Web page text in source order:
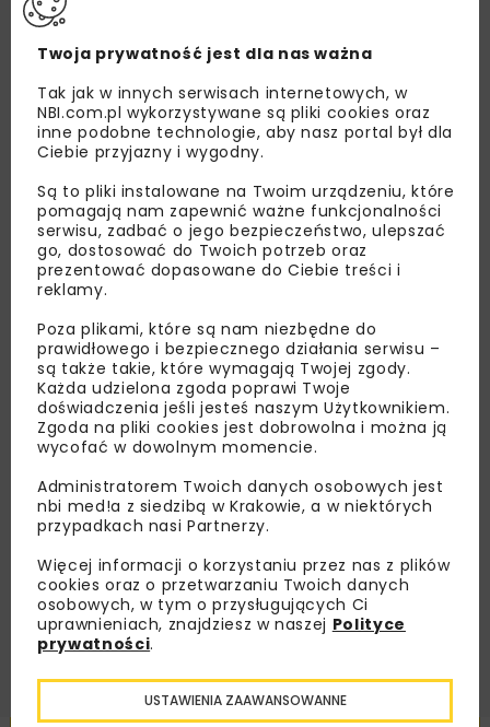
Lubisz wiedzieć więcej?
Zapisz się do newslettera aby otrzymywać od
nas najlepsze informacje branżowe,
zaproszenia na wydarzenia, atrakcyjne oferty i
dedykowane akcje specjalne.
Zapoznałam/em się zPolityką Prywatnościi
Regulaminemoraz wyrażam zgodę na otrzymywanie na
handlowej w postaci newslettera.
ZAPISZ MNIE
Twoja prywatność jest dla nas ważna
Tak jak w innych serwisach internetowych, w
NBI.com.pl wykorzystywane są pliki cookies oraz
inne podobne technologie, aby nasz portal był dla
Ciebie przyjazny i wygodny.
Są to pliki instalowane na Twoim urządzeniu, które
pomagają nam zapewnić ważne funkcjonalności
serwisu, zadbać o jego bezpieczeństwo, ulepszać
go, dostosować do Twoich potrzeb oraz
prezentować dopasowane do Ciebie treści i
reklamy.
Poza plikami, które są nam niezbędne do
prawidłowego i bezpiecznego działania serwisu –
są także takie, które wymagają Twojej zgody.
Każda udzielona zgoda poprawi Twoje
doświadczenia jeśli jesteś naszym Użytkownikiem.
Zgoda na pliki cookies jest dobrowolna i można ją
wycofać w dowolnym momencie.
Administratorem Twoich danych osobowych jest
nbi med!a z siedzibą w Krakowie, a w niektórych
przypadkach nasi Partnerzy.
Więcej informacji o korzystaniu przez nas z plików
cookies oraz o przetwarzaniu Twoich danych
osobowych, w tym o przysługujących Ci
uprawnieniach, znajdziesz w naszej Polityce
prywatności.
USTAWIENIA ZAAWANSOWANNE